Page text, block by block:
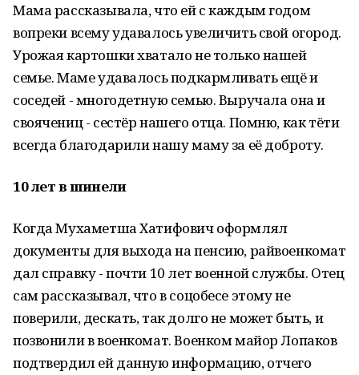
Мама рассказывала, что ей с каждым годом
вопреки всему удавалось увеличить свой огород.
Урожая картошки хватало не только нашей
семье. Маме удавалось подкармливать ещё и
соседей - многодетную семью. Выручала она и
своячениц - сестёр нашего отца. Помню, как тёти
всегда благодарили нашу маму за её доброту.
10 лет в шинели
Когда Мухаметша Хатифович оформлял
документы для выхода на пенсию, райвоенкомат
дал справку - почти 10 лет военной службы. Отец
сам рассказывал, что в соцобесе этому не
поверили, дескать, так долго не может быть, и
позвонили в военкомат. Военком майор Лопаков
подтвердил ей данную информацию, отчего